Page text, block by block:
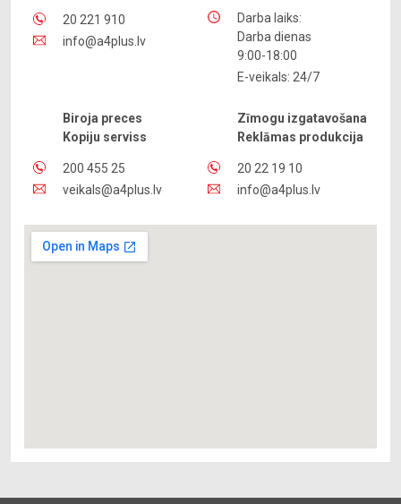
20 221 910
info@a4plus.lv
Darba laiks:
Darba dienas
9:00-18:00
E-veikals: 24/7
Biroja preces
Kopiju serviss
200 455 25
veikals@a4plus.lv
Zīmogu izgatavošana
Reklāmas produkcija
20 22 19 10
info@a4plus.lv